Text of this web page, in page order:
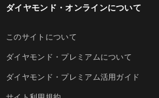
ダイヤモンド・オンラインについて
このサイトについて
ダイヤモンド・プレミアムについて
ダイヤモンド・プレミアム活用ガイド